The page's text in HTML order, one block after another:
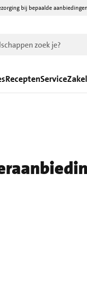
bij bepaalde aanbiedingen
ReceptenService